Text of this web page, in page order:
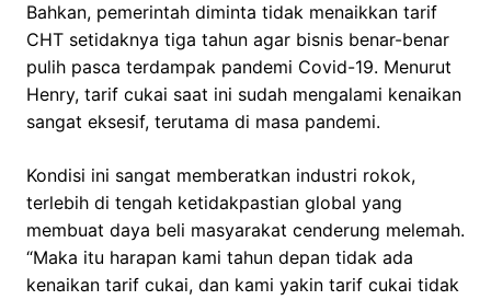
Bahkan, pemerintah diminta tidak menaikkan tarif
CHT setidaknya tiga tahun agar bisnis benar-benar
pulih pasca terdampak pandemi Covid-19. Menurut
Henry, tarif cukai saat ini sudah mengalami kenaikan
sangat eksesif, terutama di masa pandemi.
Kondisi ini sangat memberatkan industri rokok,
terlebih di tengah ketidakpastian global yang
membuat daya beli masyarakat cenderung melemah.
“Maka itu harapan kami tahun depan tidak ada
kenaikan tarif cukai, dan kami yakin tarif cukai tidak